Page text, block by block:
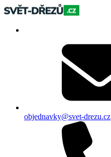
objednavky@svet-drezu.cz